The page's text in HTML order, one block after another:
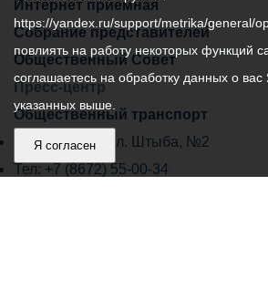
Интернет приемная
Собрание представителей
Общественный Совет
Пресс-центр
Общественный транспорт
Владикавказ, пл. Штыба, №2
Тел: +7 (8672) 55-00-34
https://yandex.ru/support/metrika/general/
повлиять на работу некоторых функций
соглашаетесь на обработку данных о
указанных выше.
Я согласен